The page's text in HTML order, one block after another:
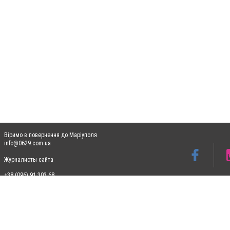
Віримо в повернення до Маріуполя
info@0629.com.ua
Журналисты сайта
+38 (096) 91 303 68